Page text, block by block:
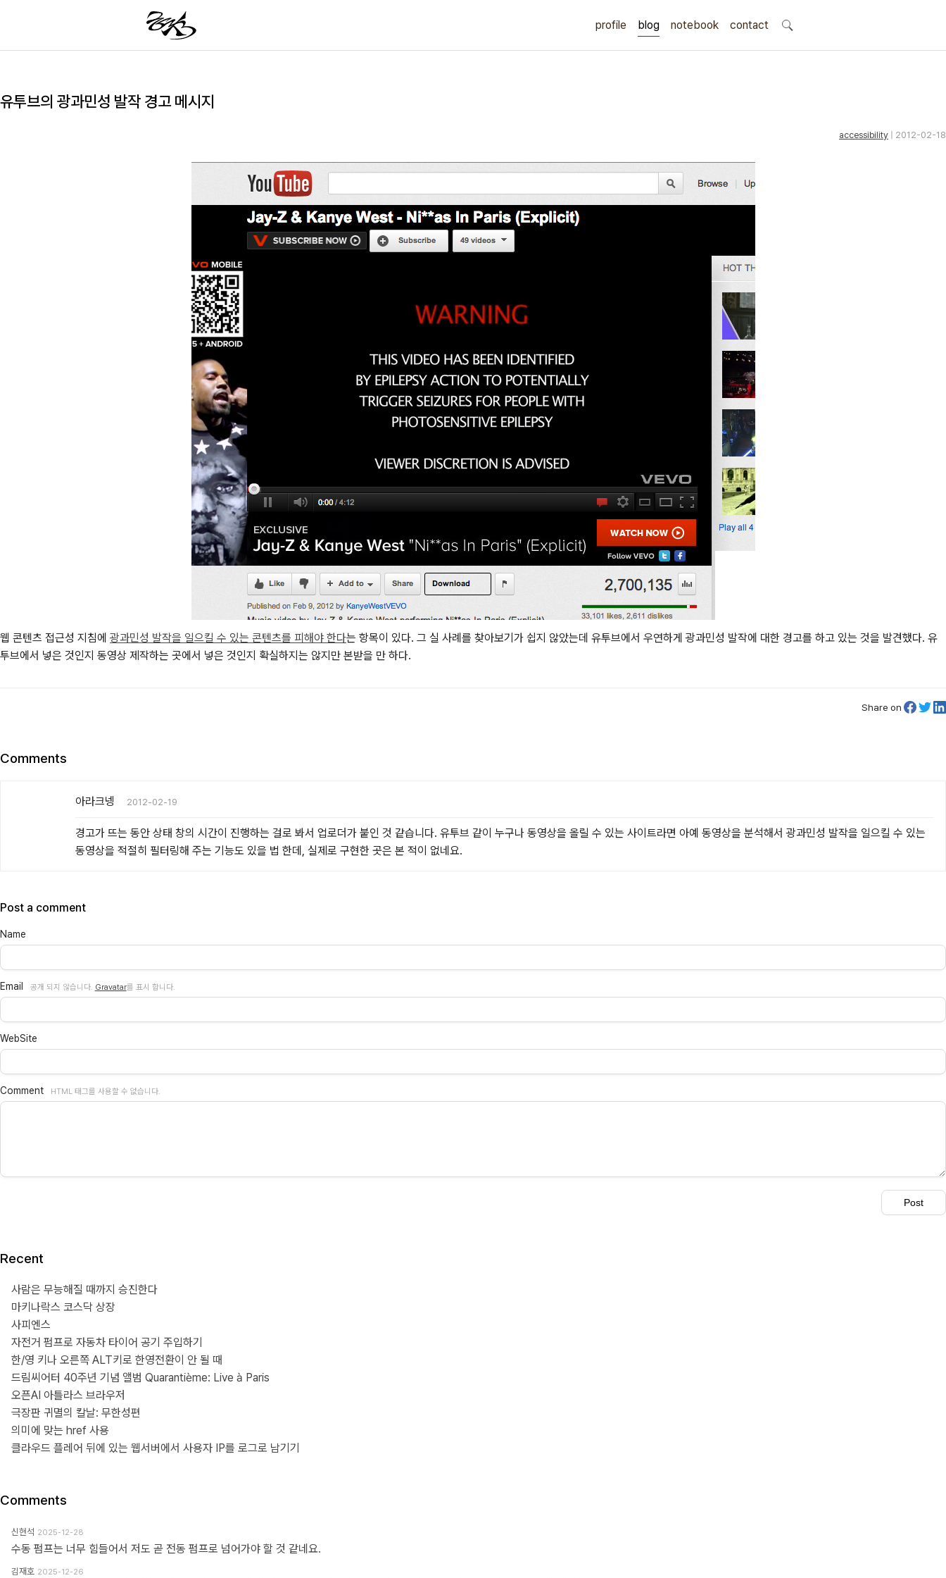
profile blog notebook contact
search
유투브의 광과민성 발작 경고 메시지
accessibility | 2012-02-18
웹 콘텐츠 접근성 지침에광과민성 발작을 일으킬 수 있는 콘텐츠를 피해야 한다는 항목이 있다. 그 실 사례를 찾아보기가 쉽지 않았는데 유투브에서 우연하게 광과민성 발작에 대한 경고를 하고 있는 것을 발견했다. 유
투브에서 넣은 것인지 동영상 제작하는 곳에서 넣은 것인지 확실하지는 않지만 본받을 만 하다.
Share on
Comments
아라크넹 2012-02-19
경고가 뜨는 동안 상태 창의 시간이 진행하는 걸로 봐서 업로더가 붙인 것 같습니다. 유투브 같이 누구나 동영상을 올릴 수 있는 사이트라면 아예 동영상을 분석해서 광과민성 발작을 일으킬 수 있는
동영상을 적절히 필터링해 주는 기능도 있을 법 한데, 실제로 구현한 곳은 본 적이 없네요.
Post a comment
Name
Email 공개 되지 않습니다. Gravatar를 표시 합니다.
WebSite
Comment HTML 태그를 사용할 수 없습니다.
Recent
사람은 무능해질 때까지 승진한다
마키나락스 코스닥 상장
사피엔스
자전거 펌프로 자동차 타이어 공기 주입하기
한/영 키나 오른쪽 ALT키로 한영전환이 안 될 때
드림씨어터 40주년 기념 앨범 Quarantième: Live à Paris
오픈AI 아틀라스 브라우저
극장판 귀멸의 칼날: 무한성편
의미에 맞는 href 사용
클라우드 플레어 뒤에 있는 웹서버에서 사용자 IP를 로그로 남기기
Comments
신현석 2025-12-28
수동 펌프는 너무 힘들어서 저도 곧 전동 펌프로 넘어가야 할 것 같네요.
김재호 2025-12-26